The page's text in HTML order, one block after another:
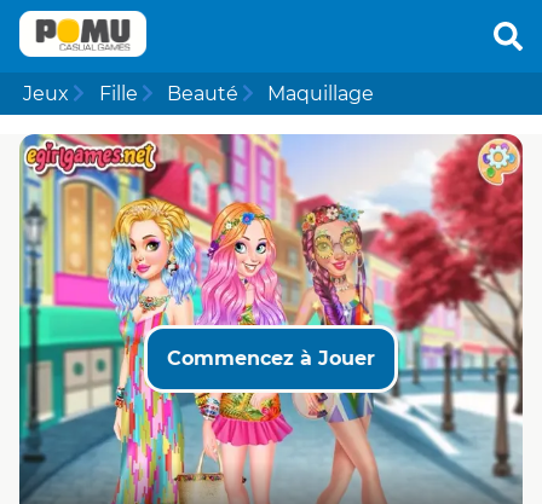
Jeux Fille Beauté Maquillage
Commencez à Jouer